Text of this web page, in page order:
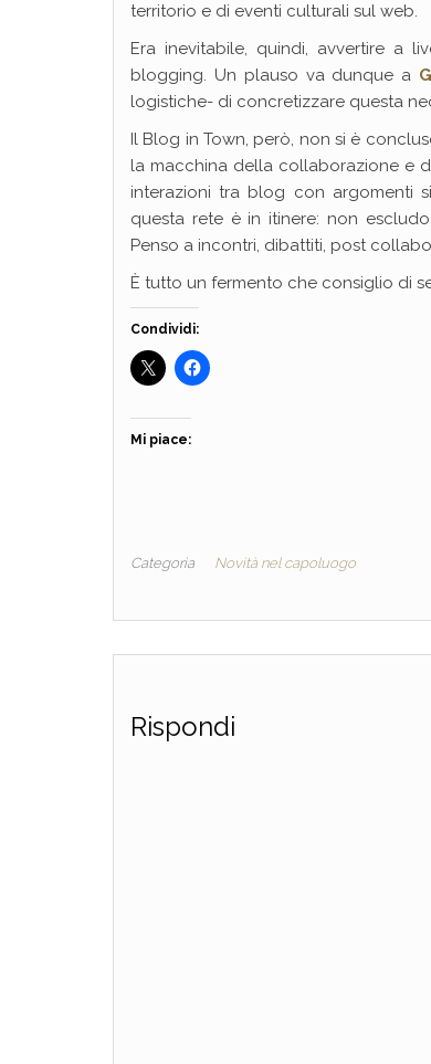
territorio e di eventi culturali sul web.
Era inevitabile, quindi, avvertire a
blogging. Un plauso va dunque a
logistiche- di concretizzare questa
Il Blog in Town, però, non si è
la macchina della collaborazione e
interazioni tra blog con argomenti
questa rete è in itinere: non
Penso a incontri, dibattiti, post
È tutto un fermento che consiglio di
Condividi:
Mi piace:
Categoria Novità nel capoluogo
Rispondi